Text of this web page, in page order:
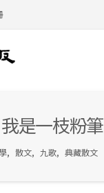
我是一枝粉筆
, 散文, 九歌, 典藏散文